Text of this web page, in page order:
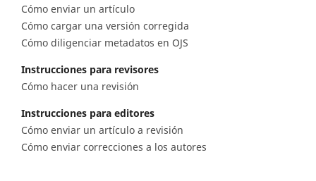
Cómo enviar un artículo
Cómo cargar una versión corregida
Cómo diligenciar metadatos en OJS
Instrucciones para revisores
Cómo hacer una revisión
Instrucciones para editores
Cómo enviar un artículo a revisión
Cómo enviar correcciones a los autores